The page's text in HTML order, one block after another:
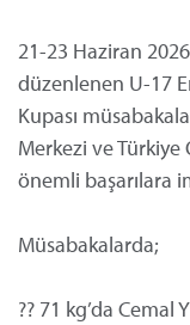
21-23 Haziran
düzenlenen U-17
Kupası
Merkezi ve Türkiye
önemli başarılara
Müsabakalarda;
?? 71 kg’da